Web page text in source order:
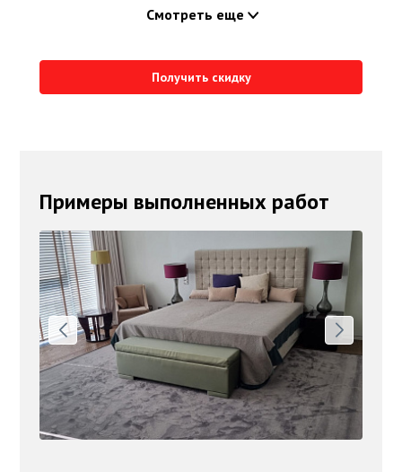
Смотреть еще
Получить скидку
Примеры выполненных работ